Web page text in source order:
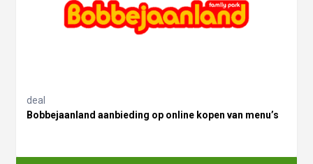
deal
Bobbejaanland aanbieding op online kopen van menu’s